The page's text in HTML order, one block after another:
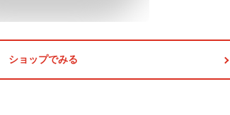
ショップでみる